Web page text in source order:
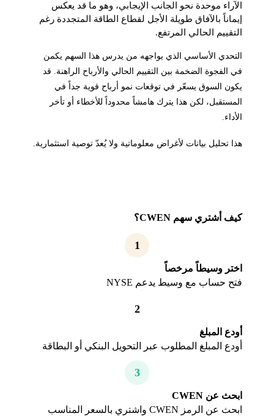
الآراء موحدة نحو الجانب الإيجابي، وهو ما قد يعكس
إيماناً بالآفاق طويلة الأجل لقطاع الطاقة المتجددة رغم
التقييم الحالي المرتفع.
التحدي الأساسي الذي يواجهه من يدرس هذا السهم يكمن
في الفجوة الضخمة بين التقييم الحالي والأرباح الراهنة. قد
يكون السوق يسعّر في توقعات نمو أرباح قوية جداً في
المستقبل، لكن هذا يترك هامشاً محدوداً للأخطاء أو تأخر
الأداء.
هذا تحليل بيانات لأغراض معلوماتية ولا يُعدّ توصية استثمارية.
كيف أشتري سهم CWEN؟
1
اختر وسيطاً مرخصاً
فتح حساب مع وسيط يدعم NYSE
2
أودع المبلغ
أودع المبلغ المطلوب عبر التحويل البنكي أو البطاقة
3
ابحث عن CWEN
ابحث عن الرمز CWEN واشتري بالسعر المناسب